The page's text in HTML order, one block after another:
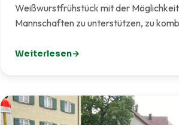
Weißwurstfrühstück mit der
Mannschaften zu unterstützen, zu
Weiterlesen
: Weißwurst meets Tennis –